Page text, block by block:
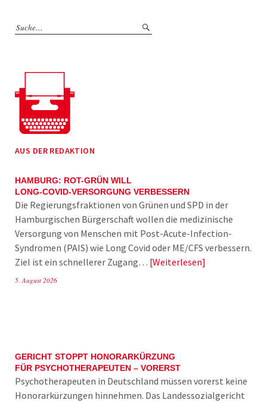
AUS DER REDAKTION
HAMBURG: ROT-GRÜN WILL
LONG-COVID-VERSORGUNG VERBESSERN
Die Regierungsfraktionen von Grünen und SPD in der
Hamburgischen Bürgerschaft wollen die medizinische
Versorgung von Menschen mit Post-Acute-Infection-
Syndromen (PAIS) wie Long Covid oder ME/CFS verbessern.
Ziel ist ein schnellerer Zugang… Weiterlesen
5. August 2026
GERICHT STOPPT HONORARKÜRZUNG
FÜR PSYCHOTHERAPEUTEN – VORERST
Psychotherapeuten in Deutschland müssen vorerst keine
Honorarkürzungen hinnehmen. Das Landessozialgericht